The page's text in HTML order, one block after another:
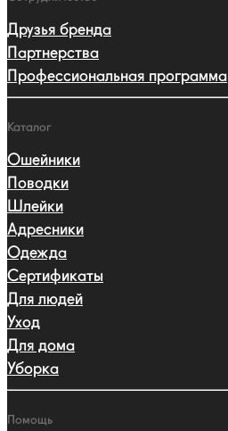
Друзья бренда
Партнерства
Профессиональная программа
Каталог
Ошейники
Поводки
Шлейки
Адресники
Одежда
Сертификаты
Для людей
Уход
Для дома
Уборка
Помощь